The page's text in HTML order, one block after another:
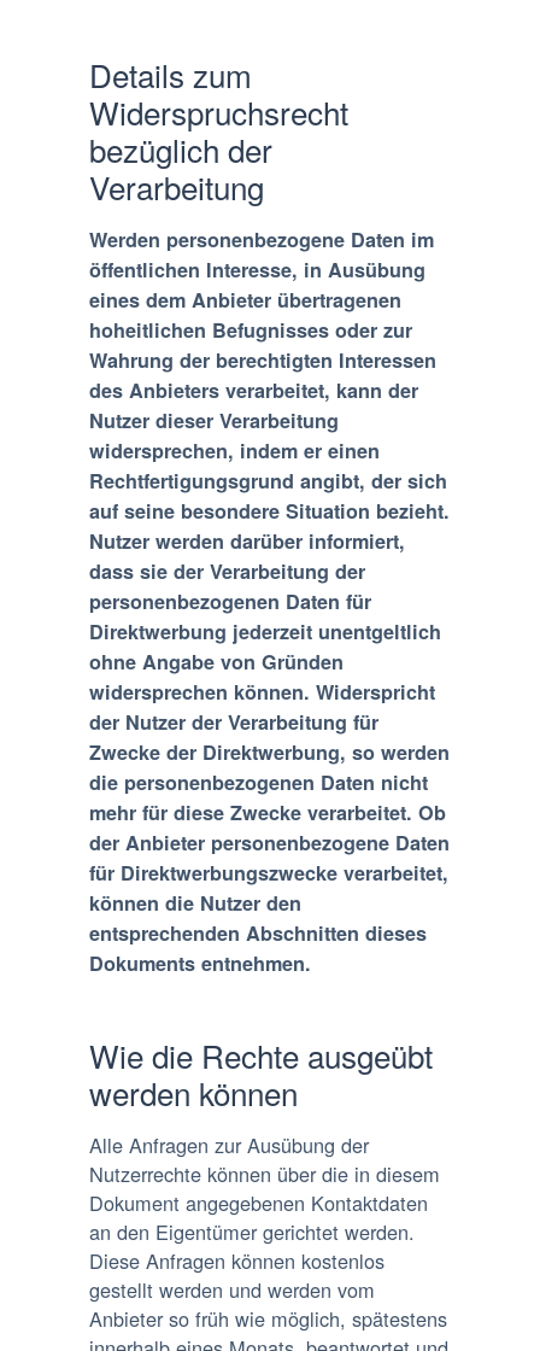
Details zum
Widerspruchsrecht
bezüglich der
Verarbeitung
Werden personenbezogene Daten im
öffentlichen Interesse, in Ausübung
eines dem Anbieter übertragenen
hoheitlichen Befugnisses oder zur
Wahrung der berechtigten Interessen
des Anbieters verarbeitet, kann der
Nutzer dieser Verarbeitung
widersprechen, indem er einen
Rechtfertigungsgrund angibt, der sich
auf seine besondere Situation bezieht.
Nutzer werden darüber informiert,
dass sie der Verarbeitung der
personenbezogenen Daten für
Direktwerbung jederzeit unentgeltlich
ohne Angabe von Gründen
widersprechen können. Widerspricht
der Nutzer der Verarbeitung für
Zwecke der Direktwerbung, so werden
die personenbezogenen Daten nicht
mehr für diese Zwecke verarbeitet. Ob
der Anbieter personenbezogene Daten
für Direktwerbungszwecke verarbeitet,
können die Nutzer den
entsprechenden Abschnitten dieses
Dokuments entnehmen.
Wie die Rechte ausgeübt
werden können
Alle Anfragen zur Ausübung der
Nutzerrechte können über die in diesem
Dokument angegebenen Kontaktdaten
an den Eigentümer gerichtet werden.
Diese Anfragen können kostenlos
gestellt werden und werden vom
Anbieter so früh wie möglich, spätestens